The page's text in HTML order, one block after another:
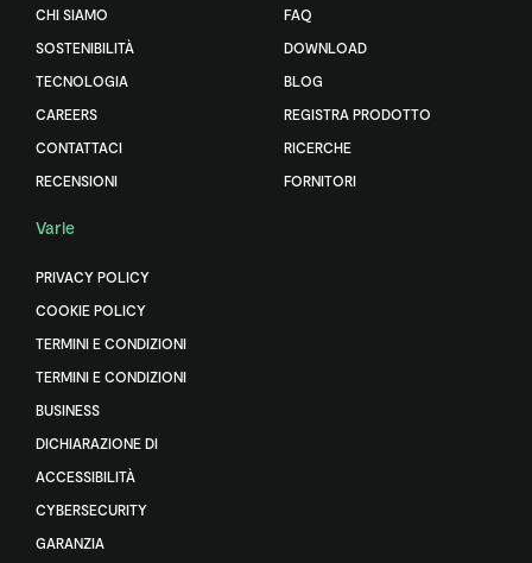
CHI SIAMO
SOSTENIBILITÀ
TECNOLOGIA
CAREERS
CONTATTACI
RECENSIONI
FAQ
DOWNLOAD
BLOG
REGISTRA PRODOTTO
RICERCHE
FORNITORI
Varie
PRIVACY POLICY
COOKIE POLICY
TERMINI E CONDIZIONI
TERMINI E CONDIZIONI
BUSINESS
DICHIARAZIONE DI
ACCESSIBILITÀ
CYBERSECURITY
GARANZIA